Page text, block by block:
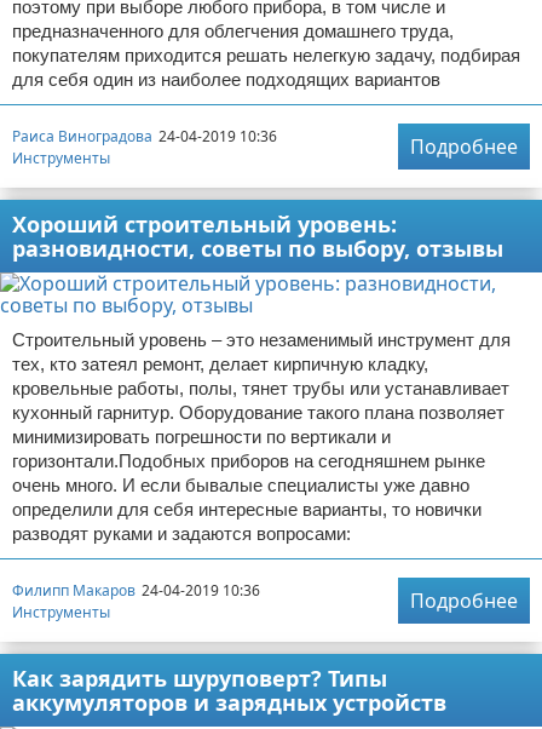
поэтому при выборе любого прибора, в том числе и
предназначенного для облегчения домашнего труда,
покупателям приходится решать нелегкую задачу, подбирая
для себя один из наиболее подходящих вариантов
Раиса Виноградова 24-04-2019 10:36
Инструменты
Подробнее
Хороший строительный уровень:
разновидности, советы по выбору, отзывы
Строительный уровень – это незаменимый инструмент для
тех, кто затеял ремонт, делает кирпичную кладку,
кровельные работы, полы, тянет трубы или устанавливает
кухонный гарнитур. Оборудование такого плана позволяет
минимизировать погрешности по вертикали и
горизонтали.Подобных приборов на сегодняшнем рынке
очень много. И если бывалые специалисты уже давно
определили для себя интересные варианты, то новички
разводят руками и задаются вопросами:
Филипп Макаров 24-04-2019 10:36
Инструменты
Подробнее
Как зарядить шуруповерт? Типы
аккумуляторов и зарядных устройств